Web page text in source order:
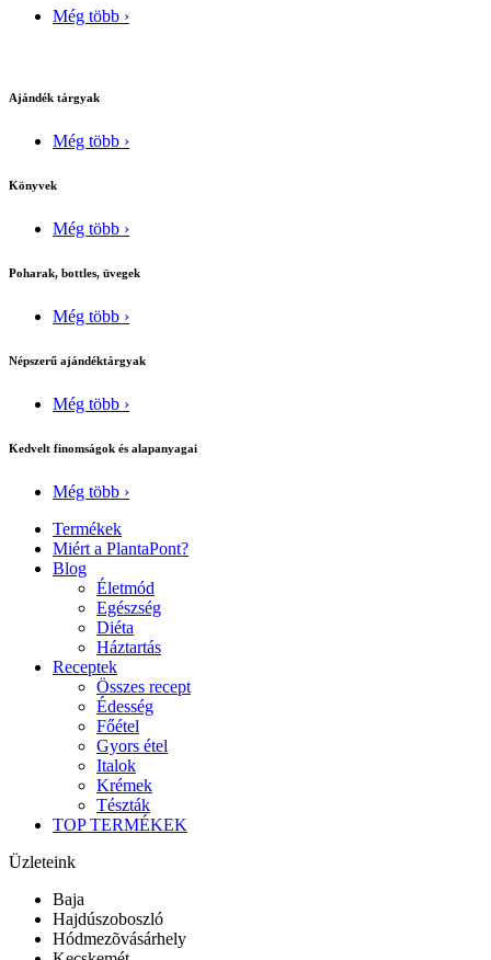
Még több ›
Ajándék tárgyak
Még több ›
Könyvek
Még több ›
Poharak, bottles, üvegek
Még több ›
Népszerű ajándéktárgyak
Még több ›
Kedvelt finomságok és alapanyagai
Még több ›
Termékek
Miért a PlantaPont?
Blog
Életmód
Egészség
Diéta
Háztartás
Receptek
Összes recept
Édesség
Főétel
Gyors étel
Italok
Krémek
Tészták
TOP TERMÉKEK
Üzleteink
Baja
Hajdúszoboszló
Hódmezõvásárhely